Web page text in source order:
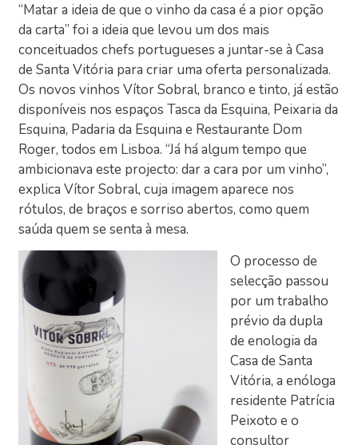
“Matar a ideia de que o vinho da casa é a pior opção
da carta” foi a ideia que levou um dos mais
conceituados chefs portugueses a juntar-se à Casa
de Santa Vitória para criar uma oferta personalizada.
Os novos vinhos Vítor Sobral, branco e tinto, já estão
disponíveis nos espaços Tasca da Esquina, Peixaria da
Esquina, Padaria da Esquina e Restaurante Dom
Roger, todos em Lisboa. “Já há algum tempo que
ambicionava este projecto: dar a cara por um vinho”,
explica Vítor Sobral, cuja imagem aparece nos
rótulos, de braços e sorriso abertos, como quem
saúda quem se senta à mesa.
O processo de
selecção passou
por um trabalho
prévio da dupla
de enologia da
Casa de Santa
Vitória, a enóloga
residente Patrícia
Peixoto e o
consultor